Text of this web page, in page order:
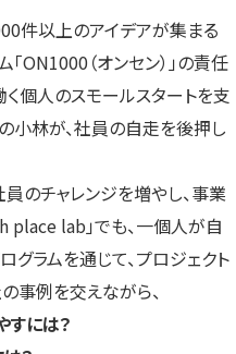
件以上のアイデアが集まる
ON1000（オンセン）」の責任
個人のスモールスタートを支
小林が、社員の自走を後押し
のチャレンジを増やし、事業
place lab」でも、一個人が自
グラムを通じて、プロジェクト
事例を交えながら、
すには？